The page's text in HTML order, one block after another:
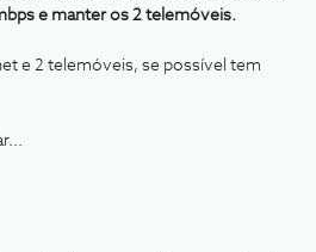
e manter os 2 telemóveis.
e 2 telemóveis, se possível tem